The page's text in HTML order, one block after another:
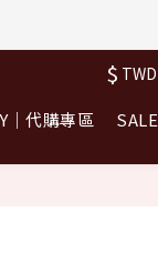
不補)
完不補)
$ TWD
｜代購專區 SALE